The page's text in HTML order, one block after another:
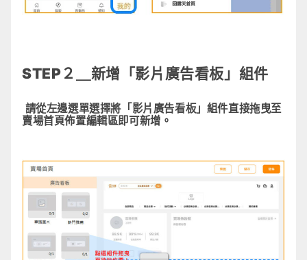
STEP２＿新增「影片廣告看板」組件
請從左邊選單選擇將「影片廣告看板」組件直接拖曳至
賣場首頁佈置編輯區即可新增。